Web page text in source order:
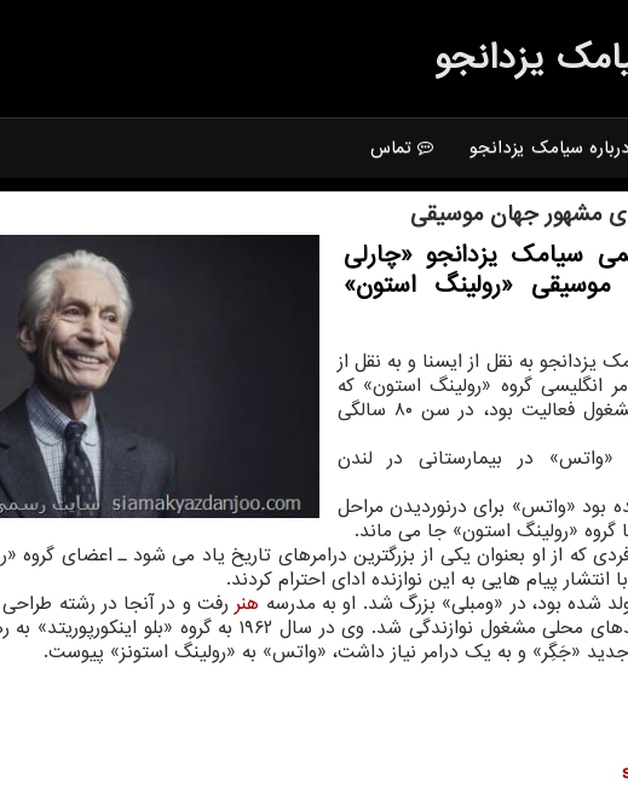
یزدانجو
درباره سیامک یزدانجو تماس
مشهور جهان موسیقی
سیامک یزدانجو «چارلی
موسیقی «رولینگ استون»
به نقل از ایسنا و به نقل از
انگلیسی گروه «رولینگ استون» که
چندین دهه در این گروه مشغول فعالیت بود، در سن ۸۰ سالگی
«واتس» در بیمارستانی در لندن
بود «واتس» برای درنوردیدن مراحل
گروه «رولینگ استون» جا می ماند.
که از او بعنوان یکی از بزرگترین درامرهای تاریخ یاد می شود ـ اعضای گروه
پیام هایی به این نوازنده ادای احترام کردند.
هنررفت و در آنجا در رشته
بعد از فارغ التحصیلی در بندهای محلی مشغول نوازندگی شد. وی در سال